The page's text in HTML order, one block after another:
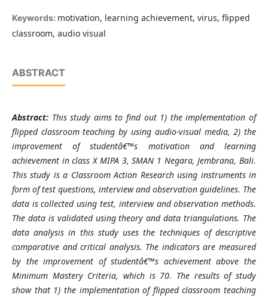
Keywords: motivation, learning achievement, virus, flipped
classroom, audio visual
ABSTRACT
Abstract: This study aims to find out 1) the implementation of
flipped classroom teaching by using audio-visual media, 2) the
improvement of studentâ€™s motivation and learning
achievement in class X MIPA 3, SMAN 1 Negara, Jembrana, Bali.
This study is a Classroom Action Research using instruments in
form of test questions, interview and observation guidelines. The
data is collected using test, interview and observation methods.
The data is validated using theory and data triangulations. The
data analysis in this study uses the techniques of descriptive
comparative and critical analysis. The indicators are measured
by the improvement of studentâ€™s achievement above the
Minimum Mastery Criteria, which is 70. The results of study
show that 1) the implementation of flipped classroom teaching